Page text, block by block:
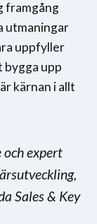
framgång
utmaningar
uppfyller
upp
kärnan i allt
och expert
Sales & Key